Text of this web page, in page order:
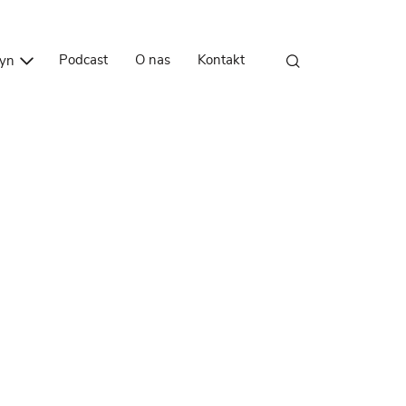
Podcast O nas Kontakt
Przejdź do treści